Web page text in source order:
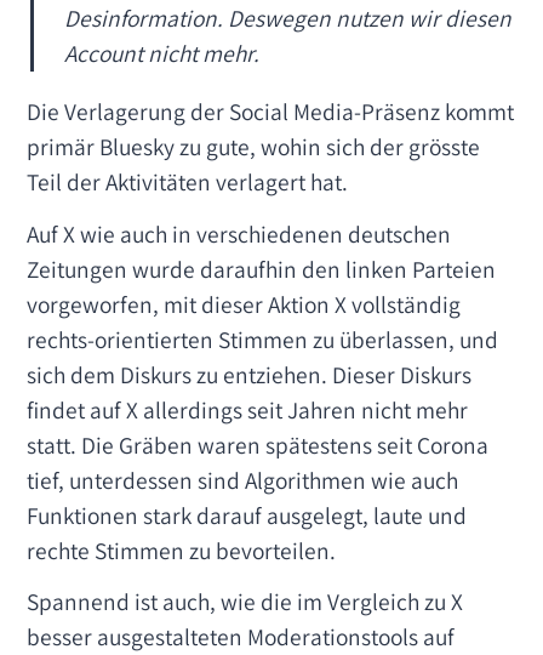
Desinformation. Deswegen nutzen wir diesen
Account nicht mehr.
Die Verlagerung der Social Media-Präsenz kommt
primär Bluesky zu gute, wohin sich der grösste
Teil der Aktivitäten verlagert hat.
Auf X wie auch in verschiedenen deutschen
Zeitungen wurde daraufhin den linken Parteien
vorgeworfen, mit dieser Aktion X vollständig
rechts-orientierten Stimmen zu überlassen, und
sich dem Diskurs zu entziehen. Dieser Diskurs
findet auf X allerdings seit Jahren nicht mehr
statt. Die Gräben waren spätestens seit Corona
tief, unterdessen sind Algorithmen wie auch
Funktionen stark darauf ausgelegt, laute und
rechte Stimmen zu bevorteilen.
Spannend ist auch, wie die im Vergleich zu X
besser ausgestalteten Moderationstools auf